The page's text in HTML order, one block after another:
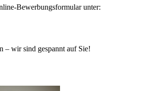
Bewerbungsformular unter:
– wir sind gespannt auf Sie!